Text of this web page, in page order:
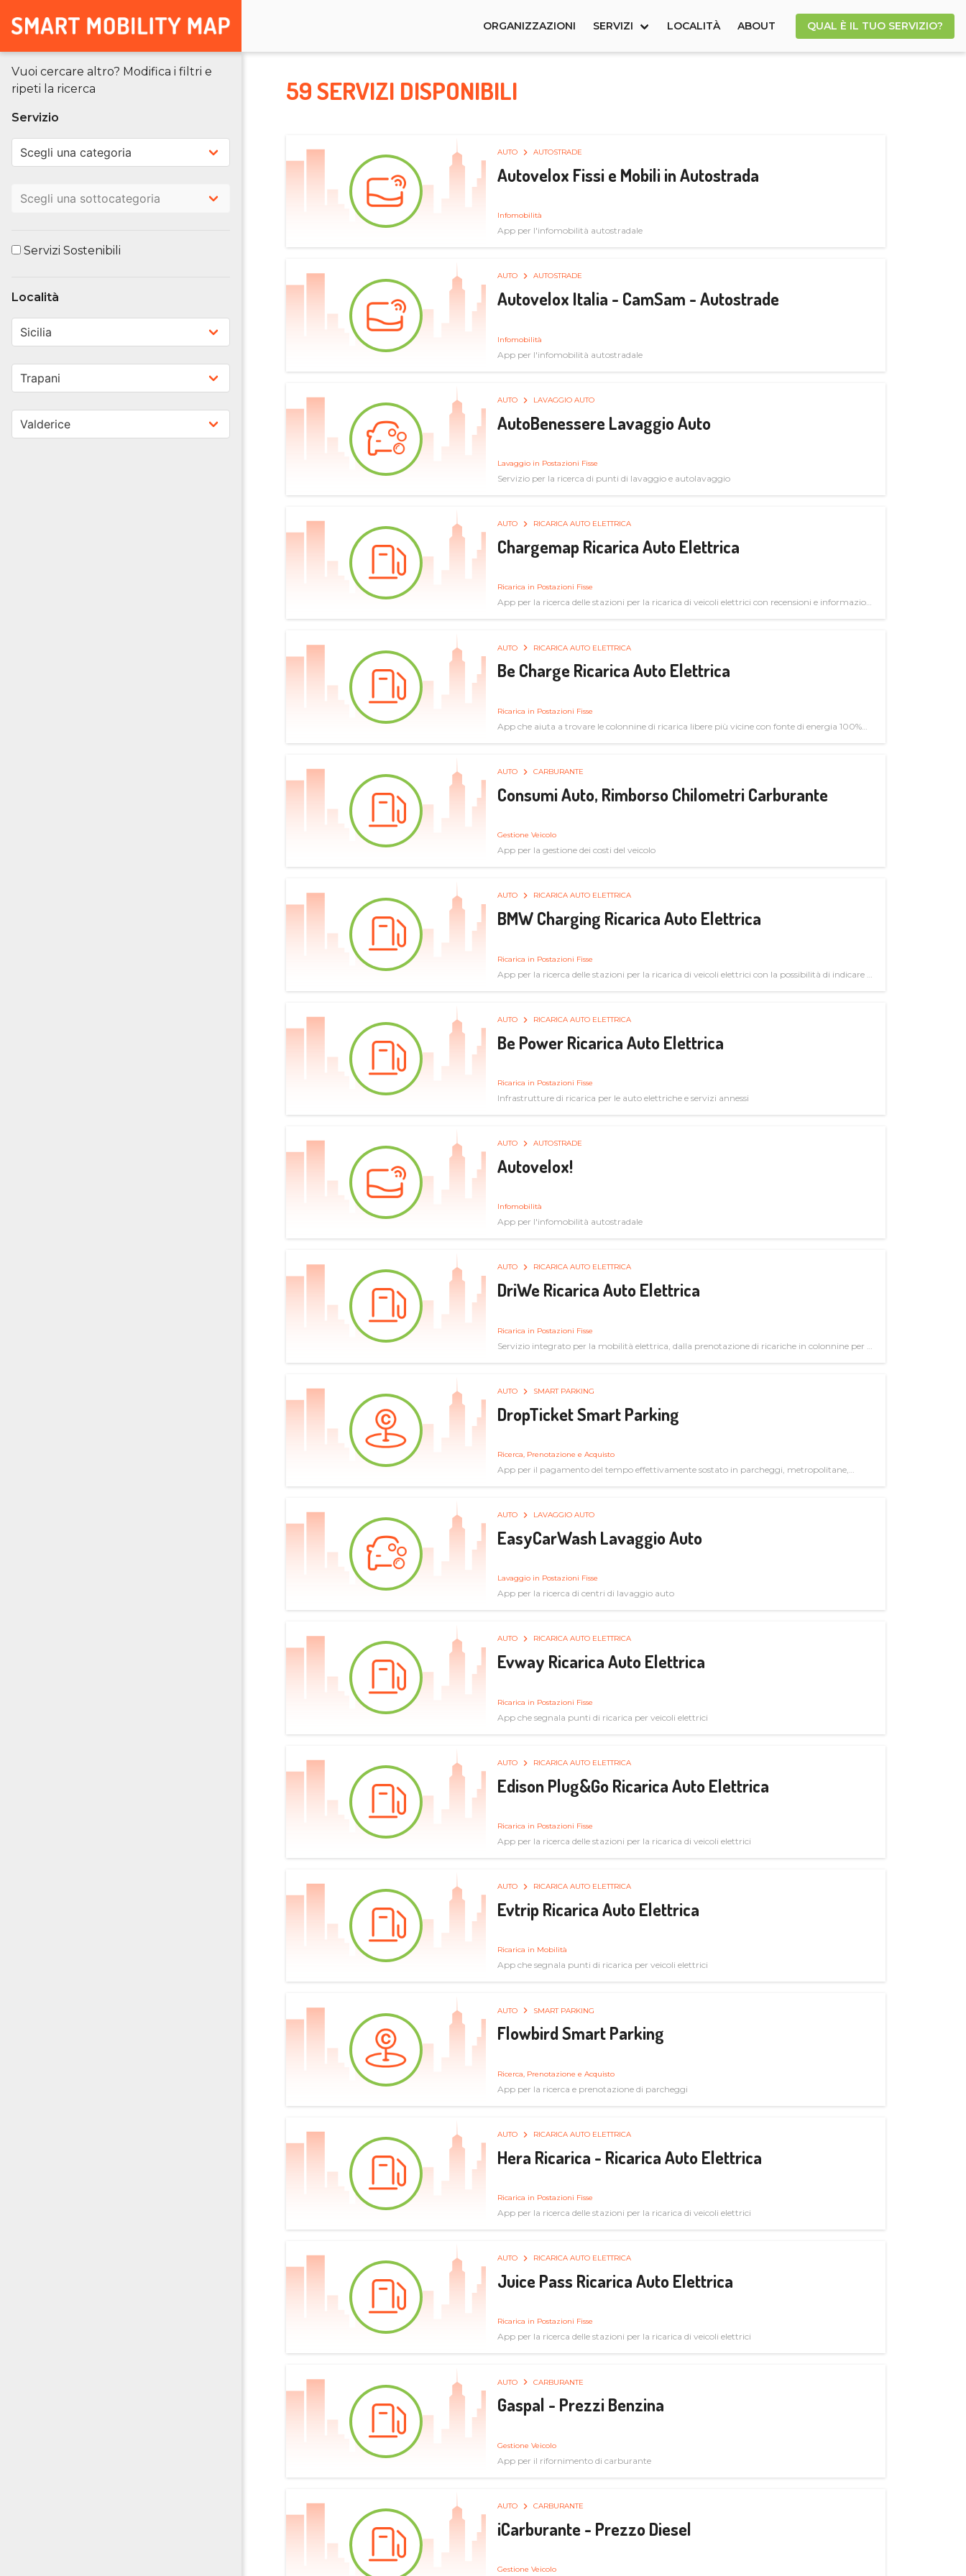
ORGANIZZAZIONI SERVIZI LOCALITÀ ABOUT QUAL È IL TUO SERVIZIO?
Vuoi cercare altro? Modifica i filtri e
ripeti la ricerca
Servizio
Servizi Sostenibili
Località
59 SERVIZI DISPONIBILI
AUTO AUTOSTRADE
Autovelox Fissi e Mobili in Autostrada
Infomobilità
App per l'infomobilità autostradale
AUTO AUTOSTRADE
Autovelox Italia - CamSam - Autostrade
Infomobilità
App per l'infomobilità autostradale
AUTO LAVAGGIO AUTO
AutoBenessere Lavaggio Auto
Lavaggio in Postazioni Fisse
Servizio per la ricerca di punti di lavaggio e autolavaggio
AUTO RICARICA AUTO ELETTRICA
Chargemap Ricarica Auto Elettrica
Ricarica in Postazioni Fisse
App per la ricerca delle stazioni per la ricarica di veicoli elettrici con recensioni e informazioni
AUTO RICARICA AUTO ELETTRICA
Be Charge Ricarica Auto Elettrica
Ricarica in Postazioni Fisse
App che aiuta a trovare le colonnine di ricarica libere più vicine con fonte di energia 100%
AUTO CARBURANTE
Consumi Auto, Rimborso Chilometri Carburante
Gestione Veicolo
App per la gestione dei costi del veicolo
AUTO RICARICA AUTO ELETTRICA
BMW Charging Ricarica Auto Elettrica
Ricarica in Postazioni Fisse
App per la ricerca delle stazioni per la ricarica di veicoli elettrici con la possibilità di indicare le
AUTO RICARICA AUTO ELETTRICA
Be Power Ricarica Auto Elettrica
Ricarica in Postazioni Fisse
Infrastrutture di ricarica per le auto elettriche e servizi annessi
AUTO AUTOSTRADE
Autovelox!
Infomobilità
App per l'infomobilità autostradale
AUTO RICARICA AUTO ELETTRICA
DriWe Ricarica Auto Elettrica
Ricarica in Postazioni Fisse
Servizio integrato per la mobilità elettrica, dalla prenotazione di ricariche in colonnine per il
AUTO SMART PARKING
DropTicket Smart Parking
Ricerca, Prenotazione e Acquisto
App per il pagamento del tempo effettivamente sostato in parcheggi, metropolitane,
AUTO LAVAGGIO AUTO
EasyCarWash Lavaggio Auto
Lavaggio in Postazioni Fisse
App per la ricerca di centri di lavaggio auto
AUTO RICARICA AUTO ELETTRICA
Evway Ricarica Auto Elettrica
Ricarica in Postazioni Fisse
App che segnala punti di ricarica per veicoli elettrici
AUTO RICARICA AUTO ELETTRICA
Edison Plug&Go Ricarica Auto Elettrica
Ricarica in Postazioni Fisse
App per la ricerca delle stazioni per la ricarica di veicoli elettrici
AUTO RICARICA AUTO ELETTRICA
Evtrip Ricarica Auto Elettrica
Ricarica in Mobilità
App che segnala punti di ricarica per veicoli elettrici
AUTO SMART PARKING
Flowbird Smart Parking
Ricerca, Prenotazione e Acquisto
App per la ricerca e prenotazione di parcheggi
AUTO RICARICA AUTO ELETTRICA
Hera Ricarica - Ricarica Auto Elettrica
Ricarica in Postazioni Fisse
App per la ricerca delle stazioni per la ricarica di veicoli elettrici
AUTO RICARICA AUTO ELETTRICA
Juice Pass Ricarica Auto Elettrica
Ricarica in Postazioni Fisse
App per la ricerca delle stazioni per la ricarica di veicoli elettrici
AUTO CARBURANTE
Gaspal - Prezzi Benzina
Gestione Veicolo
App per il rifornimento di carburante
AUTO CARBURANTE
iCarburante - Prezzo Diesel
Gestione Veicolo